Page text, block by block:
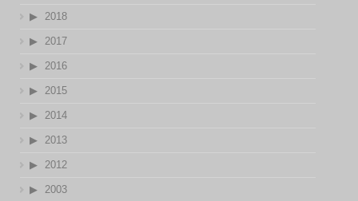
2018
2017
2016
2015
2014
2013
2012
2003